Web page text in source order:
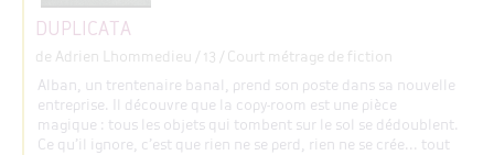
DUPLICATA
de Adrien Lhommedieu / 13 / Court métrage de fiction
Alban, un trentenaire banal, prend son poste dans sa nouvelle
entreprise. Il découvre que la copy-room est une pièce
magique : tous les objets qui tombent sur le sol se dédoublent.
Ce qu’il ignore, c’est que rien ne se perd, rien ne se crée... tout